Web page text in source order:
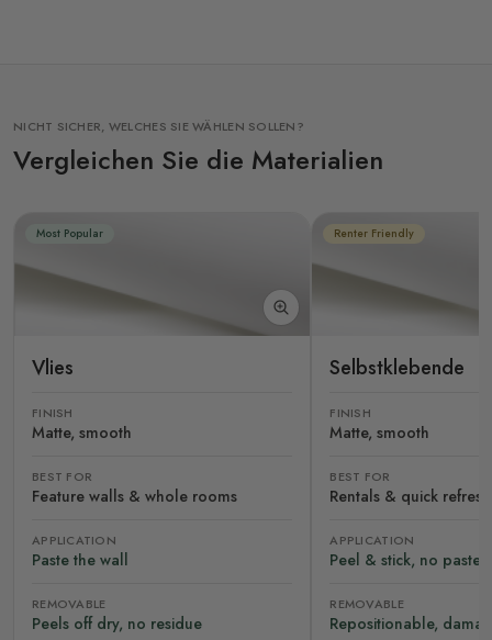
NICHT SICHER, WELCHES SIE WÄHLEN SOLLEN?
Vergleichen Sie die Materialien
Most Popular
Vlies
FINISH
Matte, smooth
BEST FOR
Feature walls & whole rooms
APPLICATION
Paste the wall
REMOVABLE
Peels off dry, no residue
Renter Friendly
Selbstklebende
FINISH
Matte, smooth
BEST FOR
Rentals & quick
APPLICATION
Peel & stick, no paste
REMOVABLE
Repositionable,